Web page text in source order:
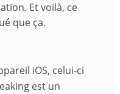
Et voilà, ce
que ça.
iOS, celui-ci
est un